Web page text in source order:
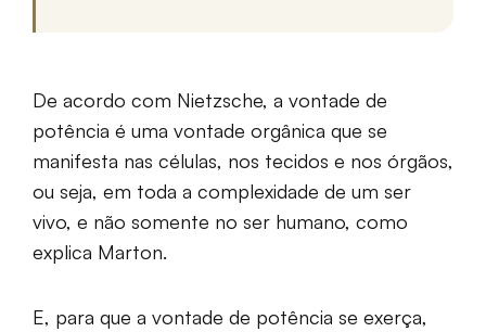
De acordo com Nietzsche, a vontade de
potência é uma vontade orgânica que se
manifesta nas células, nos tecidos e nos órgãos,
ou seja, em toda a complexidade de um ser
vivo, e não somente no ser humano, como
explica Marton.
E, para que a vontade de potência se exerça,